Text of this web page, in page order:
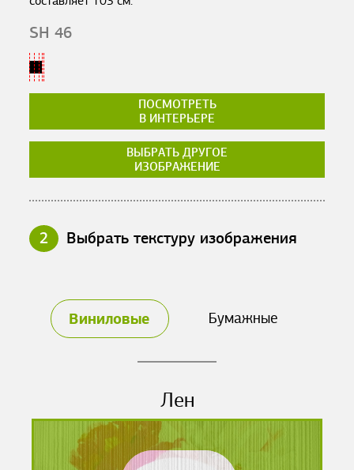
SH 46
ПОСМОТРЕТЬ
В ИНТЕРЬЕРЕ
ВЫБРАТЬ ДРУГОЕ
ИЗОБРАЖЕНИЕ
2 Выбрать текстуру изображения
Виниловые Бумажные
Лен